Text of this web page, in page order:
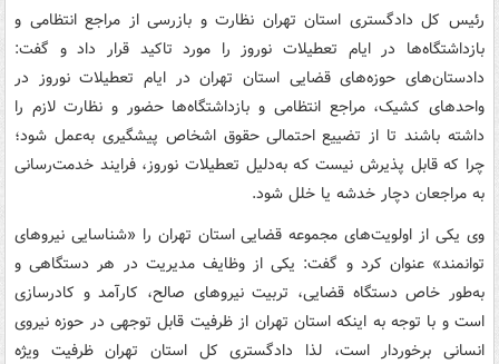
رئیس کل دادگستری استان تهران نظارت و بازرسی از مراجع انتظامی و
بازداشتگاه‌ها در ایام تعطیلات نوروز را مورد تاکید قرار داد و گفت:
دادستان‌های حوزه‌های قضایی استان تهران در ایام تعطیلات نوروز در
واحدهای کشیک، مراجع انتظامی و بازداشتگاه‌ها حضور و نظارت لازم را
داشته باشند تا از تضییع احتمالی حقوق اشخاص پیشگیری به‌عمل شود؛
چرا که قابل پذیرش نیست که به‌دلیل تعطیلات نوروز، فرایند خدمت‌رسانی
به مراجعان دچار خدشه یا خلل شود.
وی یکی از اولویت‌های مجموعه قضایی استان تهران را «شناسایی نیروهای
توانمند» عنوان کرد و گفت: یکی از وظایف مدیریت در هر دستگاهی و
به‌طور خاص دستگاه قضایی، تربیت نیروهای صالح، کارآمد و کادرسازی
است و با توجه به اینکه استان تهران از ظرفیت قابل توجهی در حوزه نیروی
انسانی برخوردار است، لذا دادگستری کل استان تهران ظرفیت ویژه